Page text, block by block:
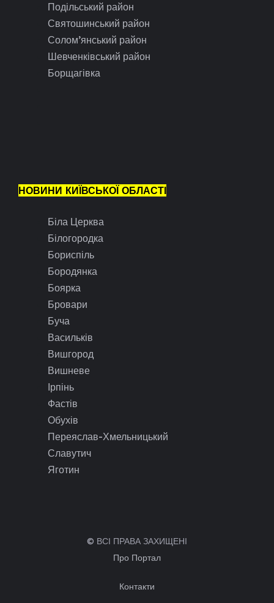
Подільський район
Святошинський район
Солом’янський район
Шевченківський район
Борщагівка
НОВИНИ КИЇВСЬКОЇ ОБЛАСТІ
Біла Церква
Білогородка
Бориспіль
Бородянка
Боярка
Бровари
Буча
Васильків
Вишгород
Вишневе
Ірпінь
Фастів
Обухів
Переяслав-Хмельницький
Славутич
Яготин
© ВСІ ПРАВА ЗАХИЩЕНІ
Про Портал
Контакти